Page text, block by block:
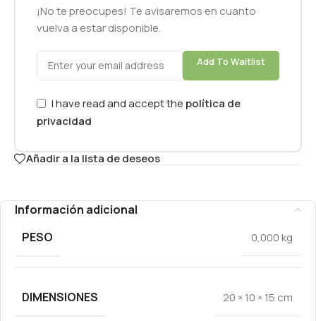
¡No te preocupes! Te avisaremos en cuanto
vuelva a estar disponible.
Add To Waitlist
I have read and accept the política de
privacidad
Añadir a la lista de deseos
Información adicional
PESO
0,000 kg
DIMENSIONES 20 × 10 × 15 cm